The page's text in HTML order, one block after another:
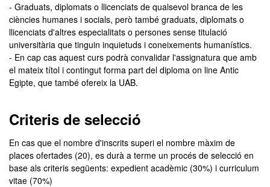
- Graduats, diplomats o llicenciats de qualsevol branca de les
ciències humanes i socials, però també graduats, diplomats o
llicenciats d'altres especialitats o persones sense titulació
universitària que tinguin inquietuds i coneixements humanístics.
- En cap cas aquest curs podrà convalidar l'assignatura que amb
el mateix títol i contingut forma part del diploma on line Antic
Egipte, que també ofereix la UAB.
Criteris de selecció
En cas que el nombre d'inscrits superi el nombre màxim de
places ofertades (20), es durà a terme un procés de selecció en
base als criteris següents: expedient acadèmic (30%) i curriculum
vitae (70%)